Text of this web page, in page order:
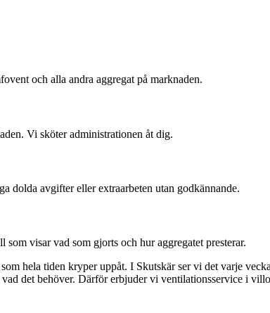
och alla andra aggregat på marknaden.
Vi sköter administrationen åt dig.
dolda avgifter eller extraarbeten utan godkännande.
visar vad som gjorts och hur aggregatet presterar.
hela tiden kryper uppåt. I Skutskär ser vi det varje
det behöver. Därför erbjuder vi ventilationsservice i